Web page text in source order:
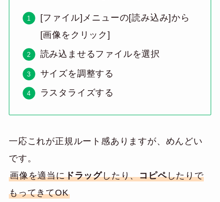
[ファイル]メニューの[読み込み]から
[画像をクリック]
読み込ませるファイルを選択
サイズを調整する
ラスタライズする
一応これが正規ルート感ありますが、めんどい
です。
画像を適当にドラッグしたり、コピペしたりで
もってきてOK